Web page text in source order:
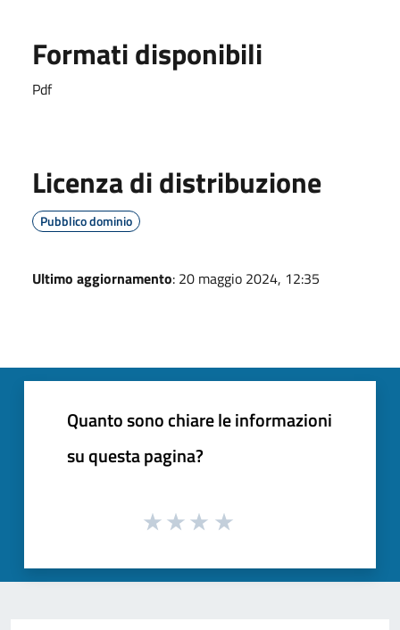
Formati disponibili
Pdf
Licenza di distribuzione
Pubblico dominio
Ultimo aggiornamento: 20 maggio 2024, 12:35
Quanto sono chiare le informazioni
su questa pagina?